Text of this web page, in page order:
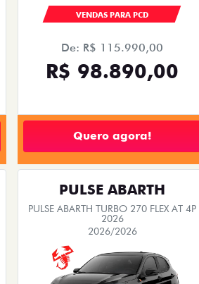
VENDAS PARA PCD
De: R$ 115.990,00
R$ 98.890,00
Quero agora!
PULSE ABARTH
PULSE ABARTH TURBO 270 FLEX AT 4P
2026
2026/2026